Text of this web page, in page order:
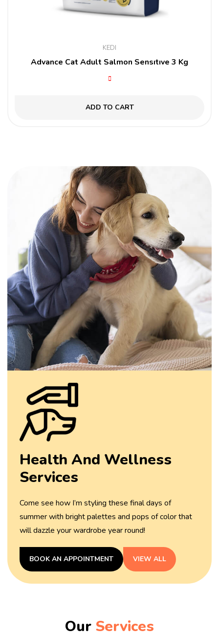
KEDI
Advance Cat Adult Salmon Sensıtıve 3 Kg
ADD TO CART
Health And Wellness
Services
Come see how I’m styling these final days of
summer with bright palettes and pops of color that
will dazzle yourwardrobe year round!
BOOK AN APPOINTMENT VIEW ALL
Our Services